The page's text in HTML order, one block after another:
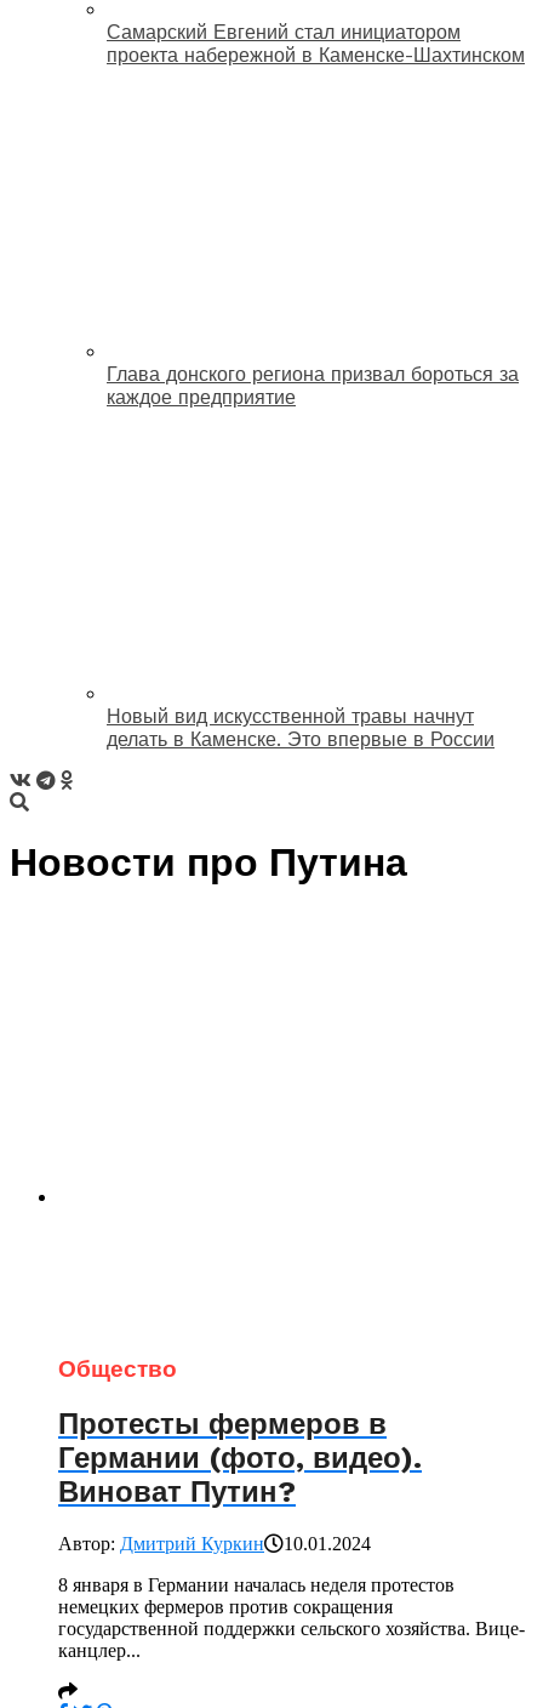
Самарский Евгений стал инициатором
проекта набережной в Каменске-Шахтинском
Глава донского региона призвал бороться за
каждое предприятие
Новый вид искусственной травы начнут
делать в Каменске. Это впервые в России
Новости про Путина
Общество
Протесты фермеров в
Германии (фото, видео).
Виноват Путин?
Автор: Дмитрий Куркин
10.01.2024
8 января в Германии началась неделя протестов
немецких фермеров против сокращения
государственной поддержки сельского хозяйства. Вице-
канцлер...